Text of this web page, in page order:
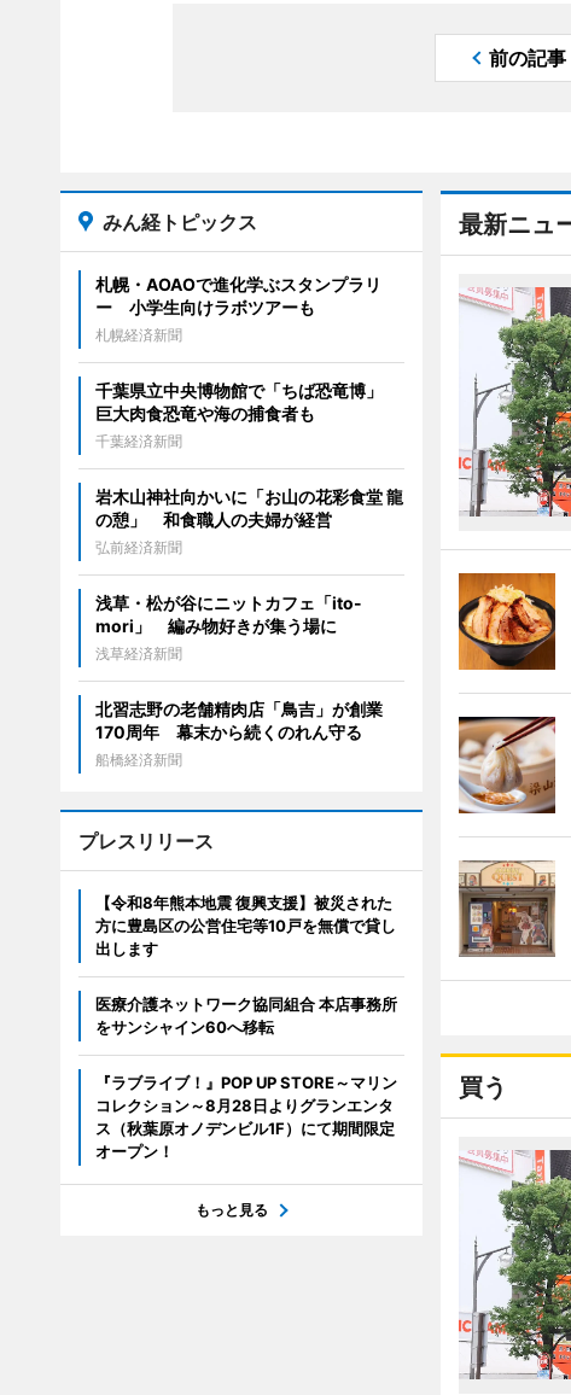
前の記事
最新ニュ
買う
みん経トピックス
札幌・AOAOで進化学ぶスタンプラリ
ー 小学生向けラボツアーも
札幌経済新聞
千葉県立中央博物館で「ちば恐竜博」
巨大肉食恐竜や海の捕食者も
千葉経済新聞
岩木山神社向かいに「お山の花彩食堂 龍
の憩」 和食職人の夫婦が経営
弘前経済新聞
浅草・松が谷にニットカフェ「ito-
mori」 編み物好きが集う場に
浅草経済新聞
北習志野の老舗精肉店「鳥吉」が創業
170周年 幕末から続くのれん守る
船橋経済新聞
プレスリリース
【令和8年熊本地震 復興支援】被災された
方に豊島区の公営住宅等10戸を無償で貸し
出します
医療介護ネットワーク協同組合 本店事務所
をサンシャイン60へ移転
『ラブライブ！』POP UP STORE～マリン
コレクション～8月28日よりグランエンタ
ス（秋葉原オノデンビル1F）にて期間限定
オープン！
もっと見る